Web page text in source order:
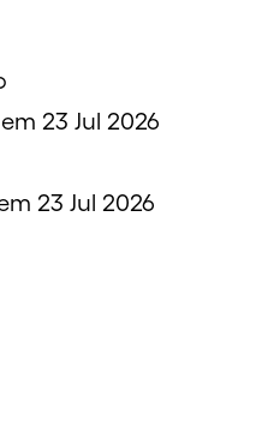
23 Jul 2026
23 Jul 2026